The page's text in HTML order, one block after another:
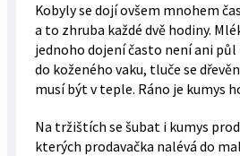
Kobyly se dojí ovšem mnohem
a to zhruba každé dvě hodiny.
jednoho dojení často není ani
do koženého vaku, tluče se
musí být v teple. Ráno je kumys
Na tržištích se šubat i kumys
kterých prodavačka nalévá do